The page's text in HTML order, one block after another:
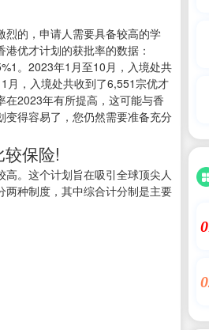
烈的，申请人需要具备较高的学
优才计划的获批率的数据：
。2023年1月至10月，入境处共
月，入境处共收到了6,551宗优才
2023年有所提高，这可能与香
得容易了，您仍然需要准备充分
保险!
。这个计划旨在吸引全球顶尖人
种制度，其中综合计分制是主要